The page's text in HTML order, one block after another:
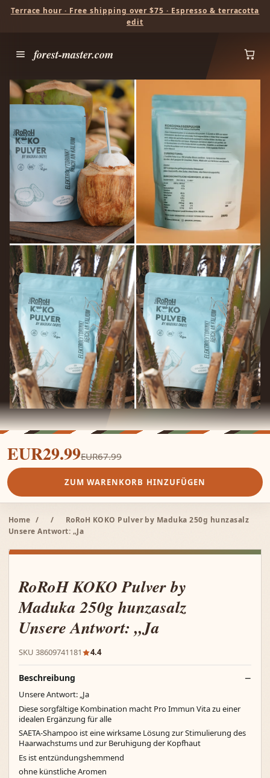
Terrace hour · Free shipping over $75 · Espresso & terracotta
edit
forest-master.com
EUR29.99EUR67.99
ZUM WARENKORB HINZUFÜGEN
Home / /
RoRoH KOKO Pulver by Maduka 250g hunzasalz
Unsere Antwort: „Ja
RoRoH KOKO Pulver by
Maduka 250g hunzasalz
Unsere Antwort: „Ja
SKU 38609741181 4.4
Beschreibung
Unsere Antwort: „Ja
Diese sorgfältige Kombination macht Pro Immun Vita zu einer
idealen Ergänzung für alle
SAETA-Shampoo ist eine wirksame Lösung zur Stimulierung des
Haarwachstums und zur Beruhigung der Kopfhaut
Es ist entzündungshemmend
ohne künstliche Aromen